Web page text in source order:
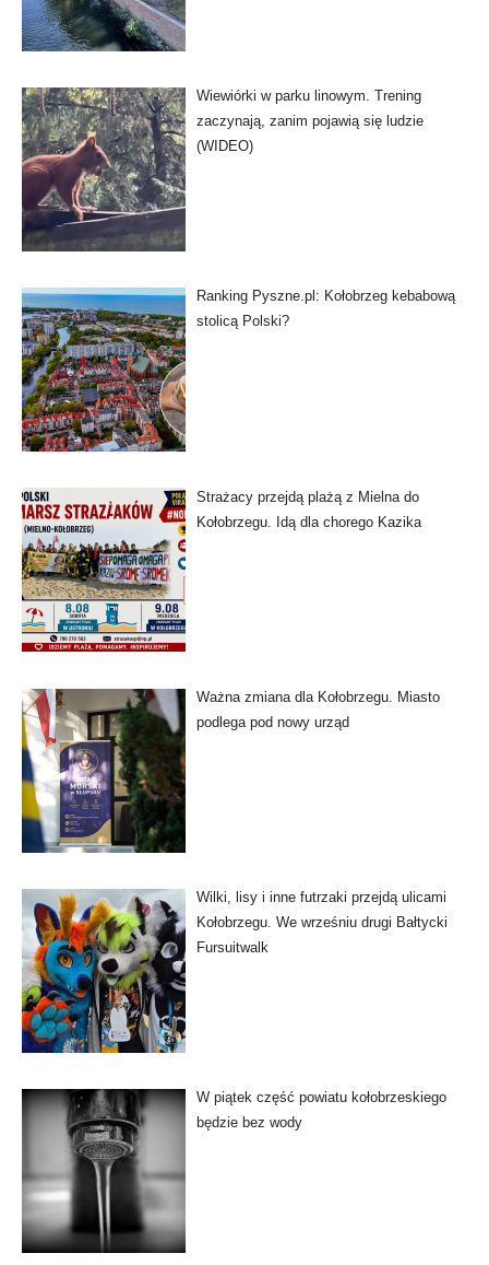
Wiewiórki w parku linowym. Trening
zaczynają, zanim pojawią się ludzie
(WIDEO)
Ranking Pyszne.pl: Kołobrzeg kebabową
stolicą Polski?
Strażacy przejdą plażą z Mielna do
Kołobrzegu. Idą dla chorego Kazika
Ważna zmiana dla Kołobrzegu. Miasto
podlega pod nowy urząd
Wilki, lisy i inne futrzaki przejdą ulicami
Kołobrzegu. We wrześniu drugi Bałtycki
Fursuitwalk
W piątek część powiatu kołobrzeskiego
będzie bez wody